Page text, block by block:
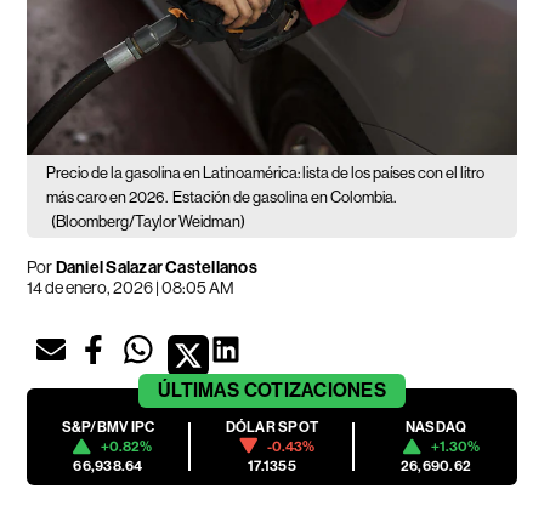
Precio de la gasolina en Latinoamérica: lista de los países con el litro
más caro en 2026. Estación de gasolina en Colombia.
(Bloomberg/Taylor Weidman)
PorDaniel Salazar Castellanos
14 de enero, 2026 | 08:05 AM
ÚLTIMAS COTIZACIONES
S&P/BMV IPC
+0.82%
66,938.64
DÓLAR SPOT
-0.43%
17.1355
NASDAQ
+1.30%
26,690.62